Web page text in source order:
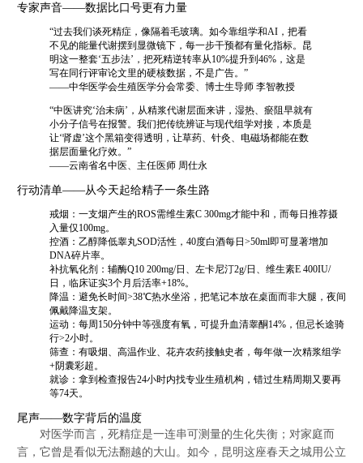
专家声音——数据比口号更有力量
“过去我们谈死精症，像隔着毛玻璃。如今靠组学和AI，把看
不见的能量代谢摆到显微镜下，每一步干预都有量化指标。昆
明这一整套‘五步法’，把死精逆转率从10%提升到46%，这是
写在同行评审论文里的硬核数据，不是广告。”
——中华医学会生殖医学分会常委、博士生导师 李智教授
“中医讲究‘治未病’，从精浆代谢层面来讲，湿热、瘀阻早就有
小分子信号在报警。我们把传统辨证与现代组学对接，本质是
让‘肾虚’这个黑箱变得透明，让草药、针灸、电磁场都能在数
据层面量化疗效。”
——云南省名中医、主任医师 周仕永
行动清单——从今天起给精子一条生路
戒烟：一支烟产生的ROS需维生素C 300mg才能中和，而每日推荐摄
入量仅100mg。
控酒：乙醇降低睾丸SOD活性，40度白酒每日>50ml即可显著增加
DNA碎片率。
补抗氧化剂：辅酶Q10 200mg/日、左卡尼汀2g/日、维生素E 400IU/
日，临床证实3个月后活率+18%。
降温：避免长时间>38℃热水坐浴，把笔记本放在桌面而非大腿，夜间
佩戴降温支架。
运动：每周150分钟中等强度有氧，可提升血清睾酮14%，但忌长途骑
行>2小时。
筛查：有吸烟、高温作业、花卉农药接触史者，每年做一次精浆组学
+阴囊彩超。
就诊：拿到检查报告24小时内找专业生殖机构，错过生精周期又要再
等74天。
尾声——数字背后的温度
对医学而言，死精症是一连串可测量的生化失衡；对家庭而
言，它曾是看似无法翻越的大山。如今，昆明这座春天之城用公立